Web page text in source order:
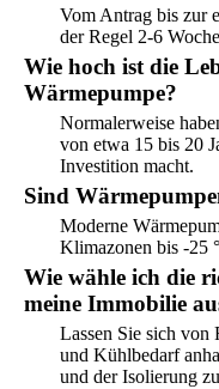
Vom Antrag bis zur
der Regel 2-6
Wie hoch ist die
Wärmepumpe?
Normalerweise
von etwa 15 bis 20
Investition macht.
Sind
Moderne
Klimazonen bis -25
Wie wähle ich die
meine Immobilie
Lassen Sie sich von
und Kühlbedarf
und der Isolierung